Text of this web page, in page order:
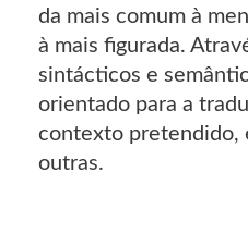
da mais comum à
à mais figurada.
sintácticos e
orientado para a
contexto pretendido,
outras.